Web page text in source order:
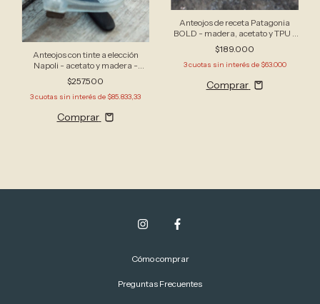
Anteojos con tinte a elección
Napoli - acetato y madera -
aviador apto receta
$257.500
3cuotas sin interés de $85.833,33
Comprar
Anteojos de receta Patagonia
BOLD - madera, acetato y TPU -
aviador clasico
$189.000
3cuotas sin interés de $63.000
Comprar
Cómo comprar
Preguntas Frecuentes